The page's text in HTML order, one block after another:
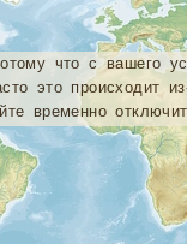
что с вашего
это происходит
временно